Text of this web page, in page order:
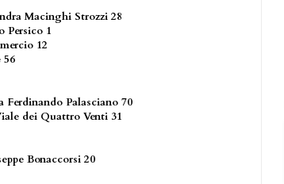
Macinghi Strozzi 28
Persico 1
12
56
Ferdinando Palasciano 70
dei Quattro Venti 31
Bonaccorsi 20